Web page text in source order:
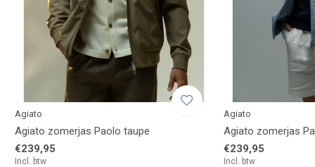
Agiato
Agiato zomerjas Paolo taupe
€239,95
Incl. btw
Agiato
Agiato zomerjas
€239,95
Incl. btw